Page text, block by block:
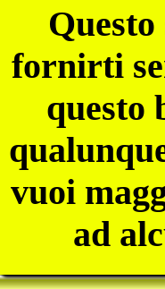
fornirti
questo
vuoi
ad